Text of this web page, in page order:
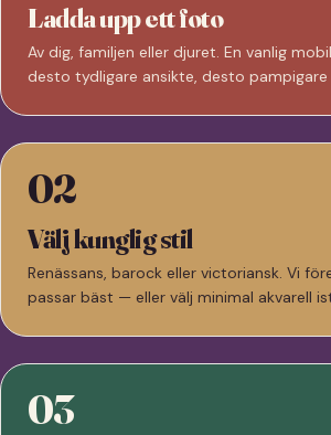
Ladda upp ett foto
Av dig, familjen eller djuret. En vanlig
desto tydligare ansikte, desto
02
Välj kunglig stil
Renässans, barock eller victoriansk. Vi
passar bäst — eller välj minimal akvarell
03